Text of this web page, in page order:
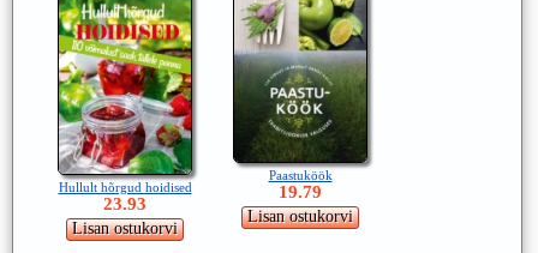
Hullult hõrgud hoidised
23.93
Paastuköök
19.79